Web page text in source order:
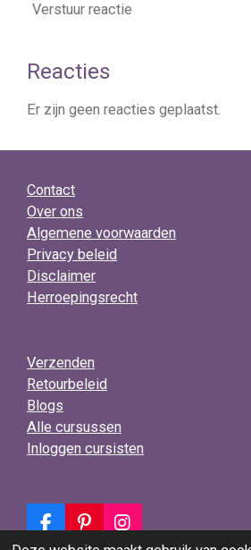
Verstuur reactie
Reacties
Er zijn geen reacties geplaatst.
Contact
Over ons
Algemene voorwaarden
Privacy beleid
Disclaimer
Herroepingsrecht
Verzenden
Retourbeleid
Blogs
Alle cursussen
Inloggen cursisten
F
a
P
i
I
n